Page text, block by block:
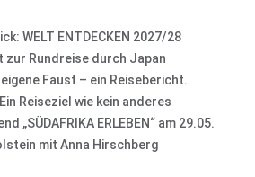
WELT ENTDECKEN 2027/28
zur Rundreise durch Japan
Faust – ein Reisebericht.
Reiseziel wie kein anderes
„SÜDAFRIKA ERLEBEN“ am 29.05.
mit Anna Hirschberg